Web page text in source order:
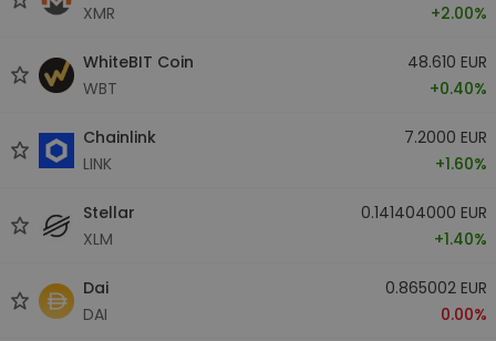
XMR
+2.00%
WhiteBIT Coin
WBT
48.610 EUR
+0.40%
Chainlink
LINK
7.2000 EUR
+1.60%
Stellar
XLM
0.141404000 EUR
+1.40%
Dai
DAI
0.865002 EUR
0.00%